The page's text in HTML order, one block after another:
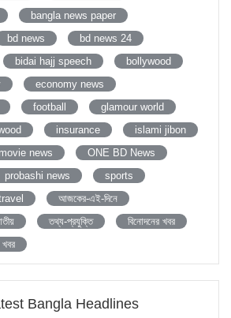
bangla news paper
bd news
bd news 24
bidai hajj speech
bollywood
economy news
football
glamour world
insurance
islami jibon
movie news
ONE BD News
probashi news
sports
আজকের-এই-দিনে
তথ্য-প্রযুক্তি
বিনোদনের খবর
Bangla Headlines